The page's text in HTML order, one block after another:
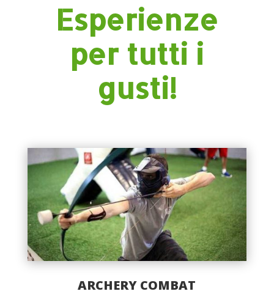
Esperienze
per tutti i
gusti!
ARCHERY COMBAT